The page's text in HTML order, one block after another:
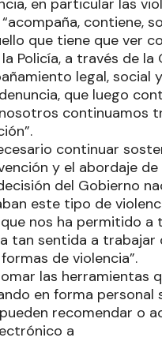
en particular las
contiene,
que tiene que ver
Policía, a través de la
legal, social
que luego
continuamos
continuar
y el abordaje
del Gobierno
este tipo de
nos ha permitido a
tan sentida a trabajar
de violencia”.
las herramientas
en forma personal
recomendar o
a